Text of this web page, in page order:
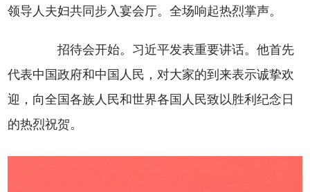
领导人夫妇共同步入宴会厅。全场响起热烈掌声。
招待会开始。习近平发表重要讲话。他首先
代表中国政府和中国人民，对大家的到来表示诚挚欢
迎，向全国各族人民和世界各国人民致以胜利纪念日
的热烈祝贺。